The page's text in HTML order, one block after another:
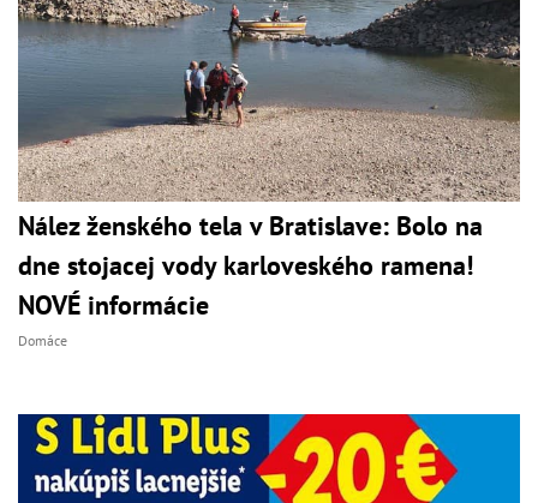
Nález ženského tela v Bratislave: Bolo na
dne stojacej vody karloveského ramena!
NOVÉ informácie
Domáce